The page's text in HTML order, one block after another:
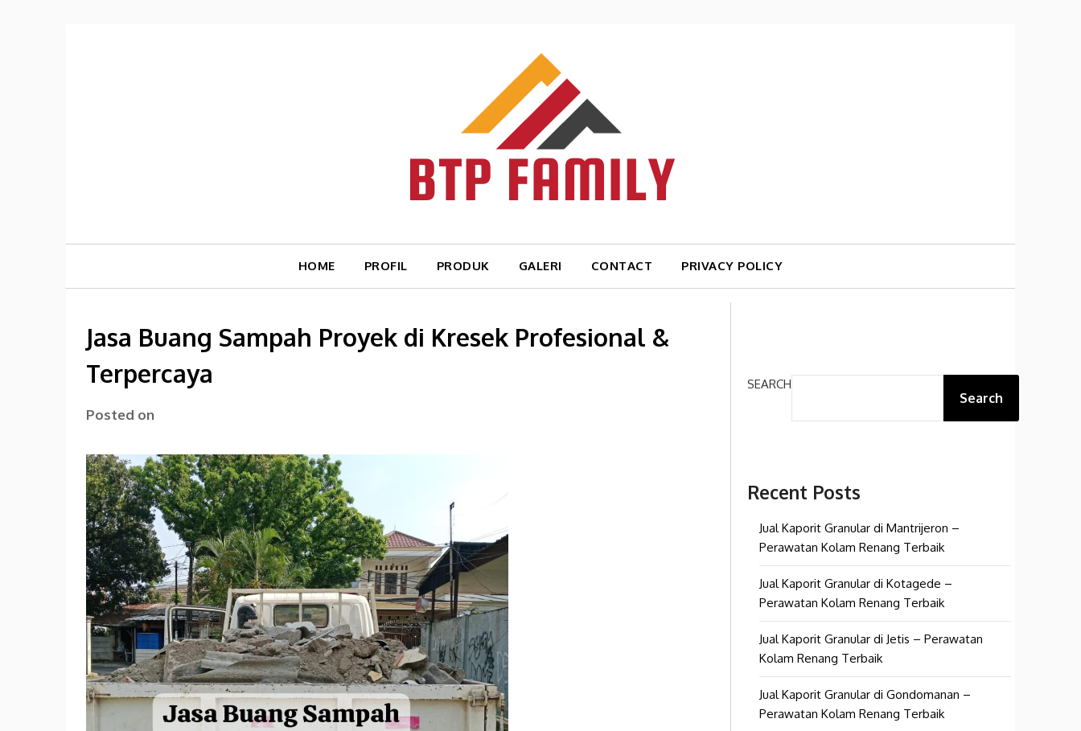
HOME PROFIL PRODUK GALERI CONTACT PRIVACY POLICY
Jasa Buang Sampah Proyek di Kresek Profesional &
Terpercaya
Posted on
SEARCH
Search
Recent Posts
Jual Kaporit Granular di Mantrijeron –
Perawatan Kolam Renang Terbaik
Jual Kaporit Granular di Kotagede –
Perawatan Kolam Renang Terbaik
Jual Kaporit Granular di Jetis – Perawatan
Kolam Renang Terbaik
Jual Kaporit Granular di Gondomanan –
Perawatan Kolam Renang Terbaik